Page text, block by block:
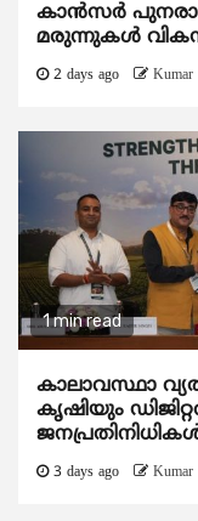
കാന്‍സര്‍
മരുന്നുകള്‍
2 days ago Kumar
1 min read
കാലാവസ്ഥാ
കൃഷിയും
3 days ago Kumar